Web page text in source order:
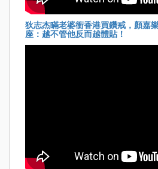
狄志杰瞞老婆衝香港買鑽戒，顏嘉
座：越不管他反而越體貼！